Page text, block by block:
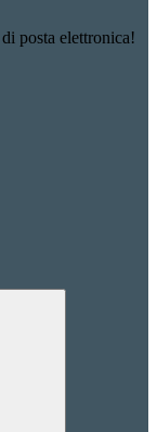
posta elettronica!